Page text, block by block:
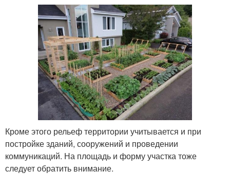
Кроме этого рельеф территории учитывается и при
постройке зданий, сооружений и проведении
коммуникаций. На площадь и форму участка тоже
следует обратить внимание.